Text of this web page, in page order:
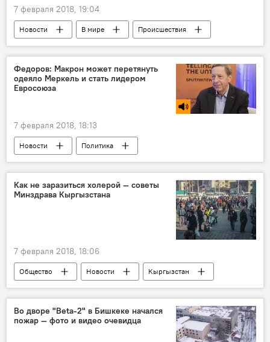
7 февраля 2018, 19:04
Новости В мире
Происшествия
Мультимедиа
фото
Тайвань
землетрясение
здание
Федоров: Макрон может перетянуть
одеяло Меркель и стать лидером
Евросоюза
7 февраля 2018, 18:13
Новости
Политика
Радио Sputnik Кыргызстан
Франция
Как не заразиться холерой — советы
Минздрава Кыргызстана
7 февраля 2018, 18:06
Общество Новости
Кыргызстан
врач
заболевание
Во дворе "Beta-2" в Бишкеке начался
пожар — фото и видео очевидца